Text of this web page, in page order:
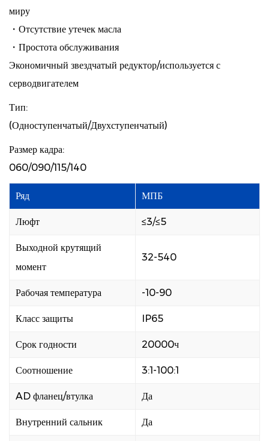
миру
・Отсутствие утечек масла
・Простота обслуживания
Экономичный звездчатый редуктор/используется с
серводвигателем
Тип:
(Одноступенчатый/Двухступенчатый)
Размер кадра:
060/090/115/140
Ряд МПБ
Люфт ≤3/≤5
Выходной крутящий
момент
32-540
Рабочая температура -10-90
Класс защиты IP65
Срок годности 20000ч
Соотношение 3:1-100:1
AD фланец/втулка Да
Внутренний сальник Да